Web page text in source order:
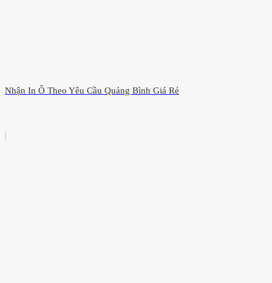
Nhận In Ô Theo Yêu Cầu Quảng Bình Giá Rẻ